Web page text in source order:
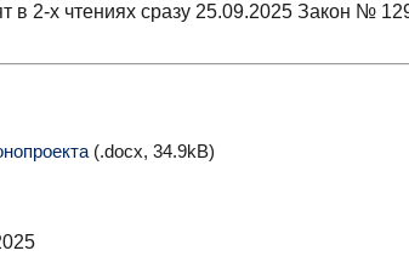
в 2-х чтениях сразу 25.09.2025 Закон №
(.docx, 34.9kB)